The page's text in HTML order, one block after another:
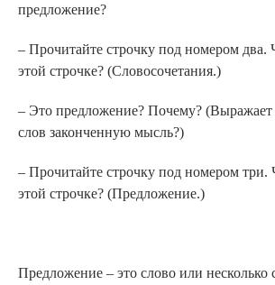
предложение?
– Прочитайте строчку под номером два.
этой строчке? (Словосочетания.)
– Это предложение? Почему? (Выражает
слов законченную мысль?)
– Прочитайте строчку под номером три.
этой строчке? (Предложение.)
Предложение – это слово или несколько